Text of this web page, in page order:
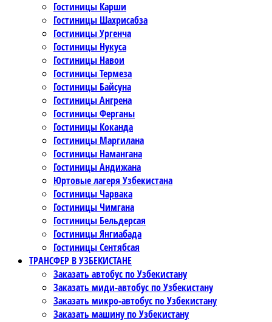
Гостиницы Карши
Гостиницы Шахрисабза
Гостиницы Ургенча
Гостиницы Нукуса
Гостиницы Навои
Гостиницы Термеза
Гостиницы Байсуна
Гостиницы Ангрена
Гостиницы Ферганы
Гостиницы Коканда
Гостиницы Маргилана
Гостиницы Намангана
Гостиницы Андижана
Юртовые лагеря Узбекистана
Гостиницы Чарвака
Гостиницы Чимгана
Гостиницы Бельдерсая
Гостиницы Янгиабада
Гостиницы Сентябсая
ТРАНСФЕР В УЗБЕКИСТАНЕ
Заказать автобус по Узбекистану
Заказать миди-автобус по Узбекистану
Заказать микро-автобус по Узбекистану
Заказать машину по Узбекистану